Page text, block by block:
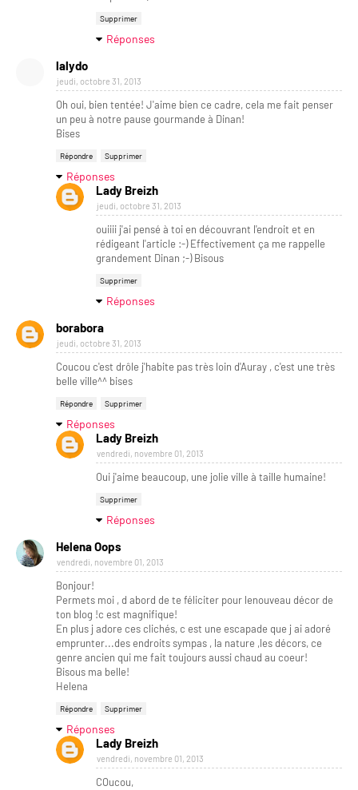
Supprimer
Réponses
lalydo
jeudi, octobre 31, 2013
Oh oui, bien tentée! J'aime bien ce cadre, cela me fait penser
un peu à notre pause gourmande à Dinan!
Bises
Répondre Supprimer
Réponses
Lady Breizh
jeudi, octobre 31, 2013
ouiiii j'ai pensé à toi en découvrant l'endroit et en
rédigeant l'article :-) Effectivement ça me rappelle
grandement Dinan ;-) Bisous
Supprimer
Réponses
borabora
jeudi, octobre 31, 2013
Coucou c'est drôle j'habite pas très loin d'Auray , c'est une très
belle ville^^ bises
Répondre Supprimer
Réponses
Lady Breizh
vendredi, novembre 01, 2013
Oui j'aime beaucoup, une jolie ville à taille humaine!
Supprimer
Réponses
Helena Oops
vendredi, novembre 01, 2013
Bonjour!
Permets moi , d abord de te féliciter pour lenouveau décor de
ton blog !c est magnifique!
En plus j adore ces clichés, c est une escapade que j ai adoré
emprunter...des endroits sympas , la nature ,les décors, ce
genre ancien qui me fait toujours aussi chaud au coeur!
Bisous ma belle!
Helena
Répondre Supprimer
Réponses
Lady Breizh
vendredi, novembre 01, 2013
COucou,